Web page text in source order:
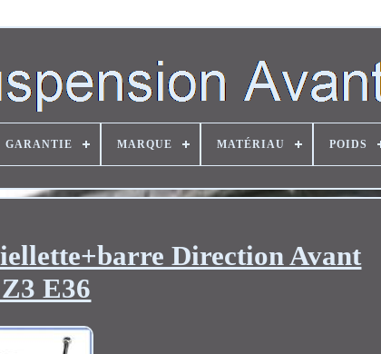
GARANTIE MARQUE MATÉRIAU POIDS
Direction Avant
E36